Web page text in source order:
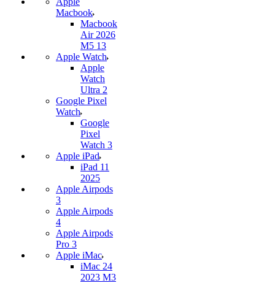
Macbook
Macbook
Air 2026
M5 13
Apple Watch
Apple
Watch
Ultra 2
Google Pixel
Watch
Google
Pixel
Watch 3
Apple iPad
iPad 11
2025
Apple Airpods
3
Apple Airpods
4
Apple Airpods
Pro 3
Apple iMac
iMac 24
2023 M3